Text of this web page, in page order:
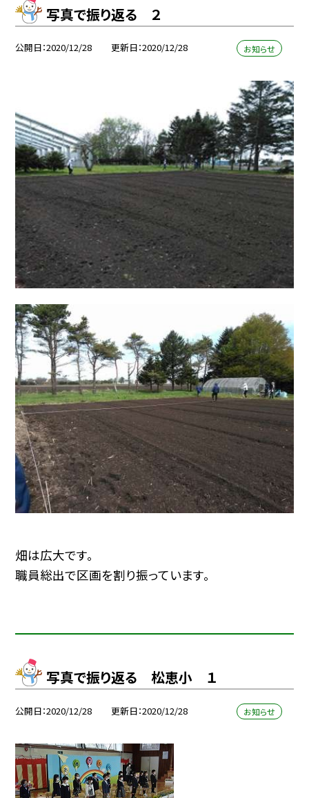
写真で振り返る ２
公開日 2020/12/28 更新日 2020/12/28 お知らせ
畑は広大です。
職員総出で区画を割り振っています。
写真で振り返る 松恵小 １
公開日 2020/12/28 更新日 2020/12/28 お知らせ